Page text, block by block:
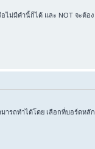
ไม่มีคำนี้ก็ได้ และ NOT จะต้อง
ารถทำได้โดย เลือกที่บอร์ดหลัก